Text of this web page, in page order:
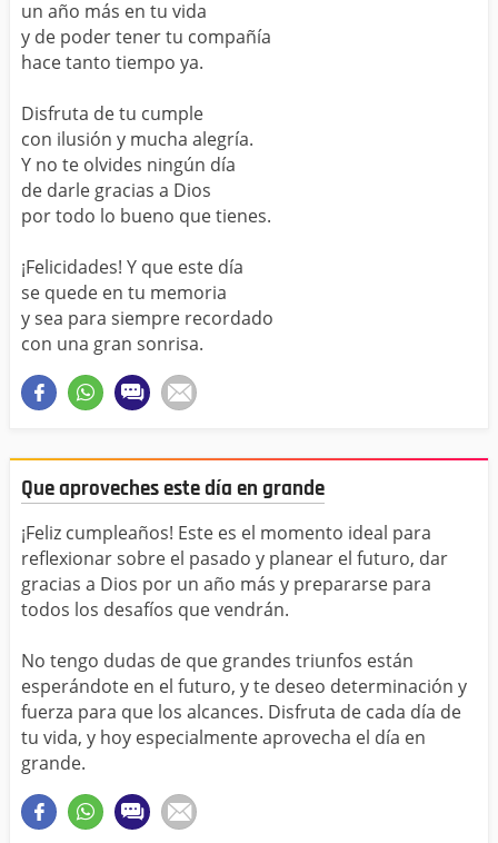
un año más en tu vida
y de poder tener tu compañía
hace tanto tiempo ya.
Disfruta de tu cumple
con ilusión y mucha alegría.
Y no te olvides ningún día
de darle gracias a Dios
por todo lo bueno que tienes.
¡Felicidades! Y que este día
se quede en tu memoria
y sea para siempre recordado
con una gran sonrisa.
Que aproveches este día en grande
¡Feliz cumpleaños! Este es el momento ideal para
reflexionar sobre el pasado y planear el futuro, dar
gracias a Dios por un año más y prepararse para
todos los desafíos que vendrán.
No tengo dudas de que grandes triunfos están
esperándote en el futuro, y te deseo determinación y
fuerza para que los alcances. Disfruta de cada día de
tu vida, y hoy especialmente aprovecha el día en
grande.